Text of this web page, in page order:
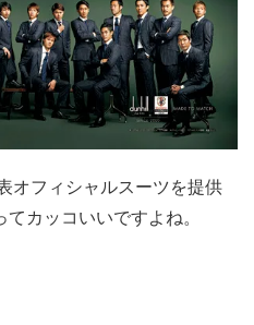
オフィシャルスーツを提供
カッコいいですよね。